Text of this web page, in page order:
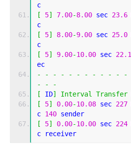
c
[
5] 7.00-8.00 sec 23.6
c
[
5] 8.00-9.00 sec 25.0
c
[
5] 9.00-10.00 sec 22.1
ec
-
- - - - - - - - - - -
-
-
-
[
ID] Interval Transfer
[
5] 0.00-10.08 sec 227
c 140 sender
[
5] 0.00-10.00 sec 224
c receiver